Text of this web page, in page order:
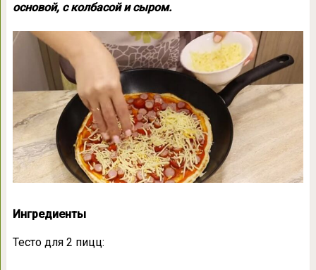
основой, с колбасой и сыром.
Ингредиенты
Тесто для 2 пицц: